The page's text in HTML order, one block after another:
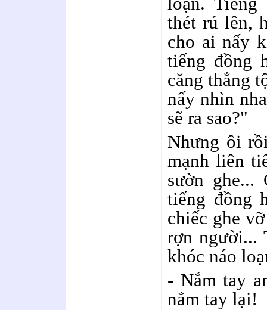
thét rú lên,
cho ai nấy
tiếng đồng
căng thẳng
nấy nhìn
sẽ ra sao?"
Nhưng ôi
mạnh liên
sườn ghe...
tiếng đồng
chiếc ghe
rợn người...
khóc náo
- Nắm tay
nắm tay lại!